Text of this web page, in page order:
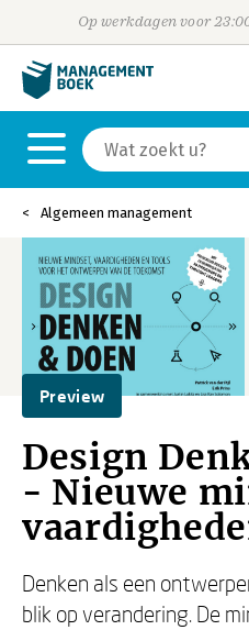
Op werkdagen voor
Algemeen management
Preview
Design
- Nieuwe
Denken als een
blik op verandering. De